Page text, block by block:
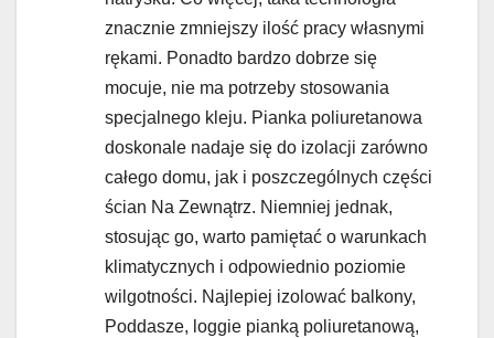
znacznie zmniejszy ilość pracy własnymi
rękami. Ponadto bardzo dobrze się
mocuje, nie ma potrzeby stosowania
specjalnego kleju. Pianka poliuretanowa
doskonale nadaje się do izolacji zarówno
całego domu, jak i poszczególnych części
ścian Na Zewnątrz. Niemniej jednak,
stosując go, warto pamiętać o warunkach
klimatycznych i odpowiednio poziomie
wilgotności. Najlepiej izolować balkony,
Poddasze, loggie pianką poliuretanową,